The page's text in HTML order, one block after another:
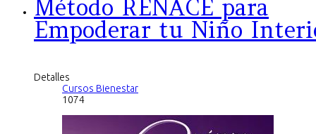
Método RENACE para
Empoderar tu Niño
Detalles
Cursos Bienestar
1074